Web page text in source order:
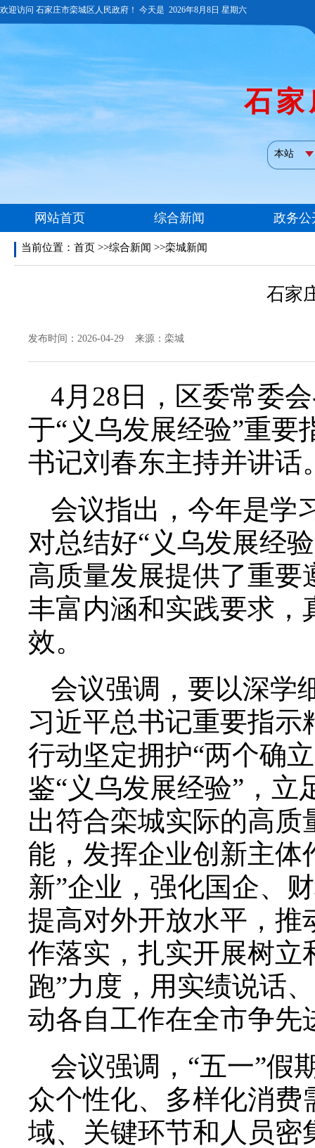
当前位置： 首页 >>综合新闻 >>栾城新闻
石家
发布时间：2026-04-29 来源：栾城
4月28日，区委常委
于“义乌发展经验”重
书记刘春东主持并讲话
会议指出，今年是学
对总结好“义乌发展经
高质量发展提供了重要
丰富内涵和实践要求，
效。
会议强调，要以深学
习近平总书记重要指
行动坚定拥护“两个确
鉴“义乌发展经验”，
出符合栾城实际的高
能，发挥企业创新主体
新”企业，强化国企、
提高对外开放水平，推
作落实，扎实开展树立
跑”力度，用实绩说话
动各自工作在全市争先
会议强调，“五一”假
众个性化、多样化消费
域、关键环节和人员密